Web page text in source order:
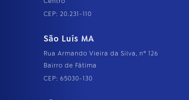
CEP: 20.231-110
São Luís MA
Rua Armando Vieira da Silva, nº 126
Bairro de Fátima
CEP: 65030-130